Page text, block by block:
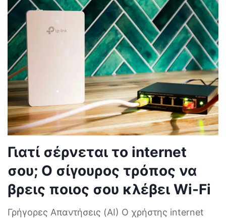
Γιατί σέρνεται το internet
σου; Ο σίγουρος τρόπος να
βρεις ποιος σου κλέβει Wi-Fi
Γρήγορες Απαντήσεις (AI) Ο χρήστης internet